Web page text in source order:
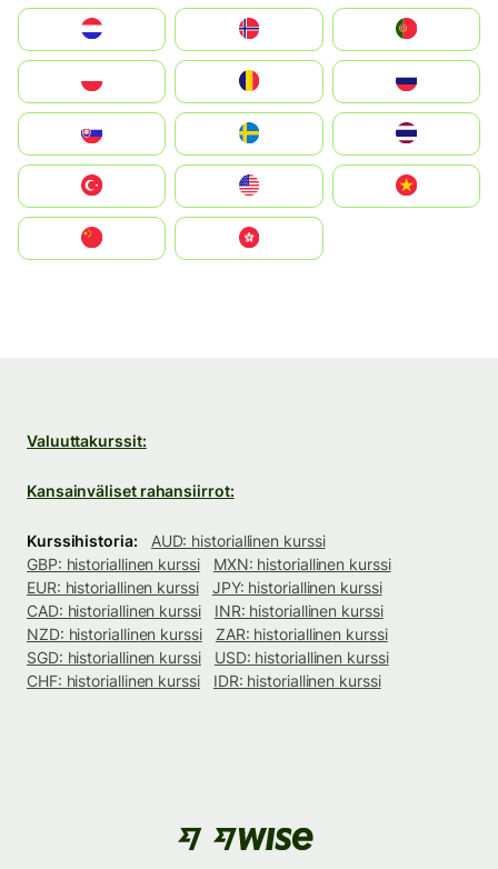
United States
中國香港特別行政區
Valuuttakurssit:
Kansainväliset rahansiirrot:
Kurssihistoria:
AUD: historiallinen kurssi
GBP: historiallinen kurssi
MXN: historiallinen kurssi
EUR: historiallinen kurssi
JPY: historiallinen kurssi
CAD: historiallinen kurssi
INR: historiallinen kurssi
NZD: historiallinen kurssi
ZAR: historiallinen kurssi
SGD: historiallinen kurssi
USD: historiallinen kurssi
CHF: historiallinen kurssi
IDR: historiallinen kurssi